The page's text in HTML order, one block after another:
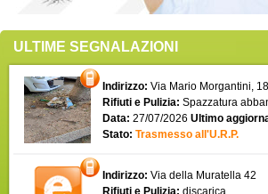
ULTIME SEGNALAZIONI
Indirizzo: Via Mario Morgantini,
Rifiuti e Pulizia: Spazzatura
Data: 27/07/2026 Ultimo
Stato: Trasmesso all'U.R.P.
Indirizzo: Via della Muratella 42
Rifiuti e Pulizia: discarica